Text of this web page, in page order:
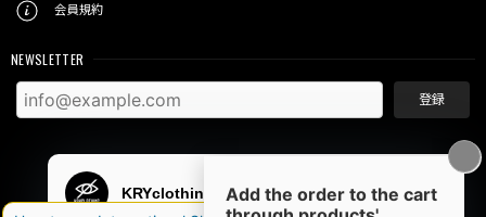
会員規約
NEWSLETTER
登録